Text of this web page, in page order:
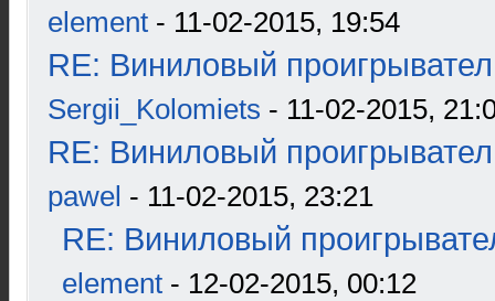
element - 11-02-2015, 19:54
RE: Виниловый
Sergii_Kolomiets - 11-02-2015,
RE: Виниловый
pawel - 11-02-2015, 23:21
RE: Виниловый
element - 12-02-2015, 00:12